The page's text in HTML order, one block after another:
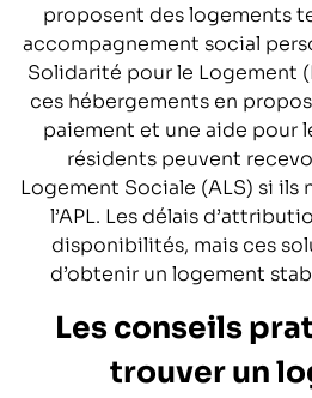
proposent des logements
accompagnement social
Solidarité pour le Logement
ces hébergements en
paiement et une aide pour
résidents peuvent
Logement Sociale (ALS) si ils
l’APL. Les délais
disponibilités, mais ces
d’obtenir un logement
Les conseils
trouver un